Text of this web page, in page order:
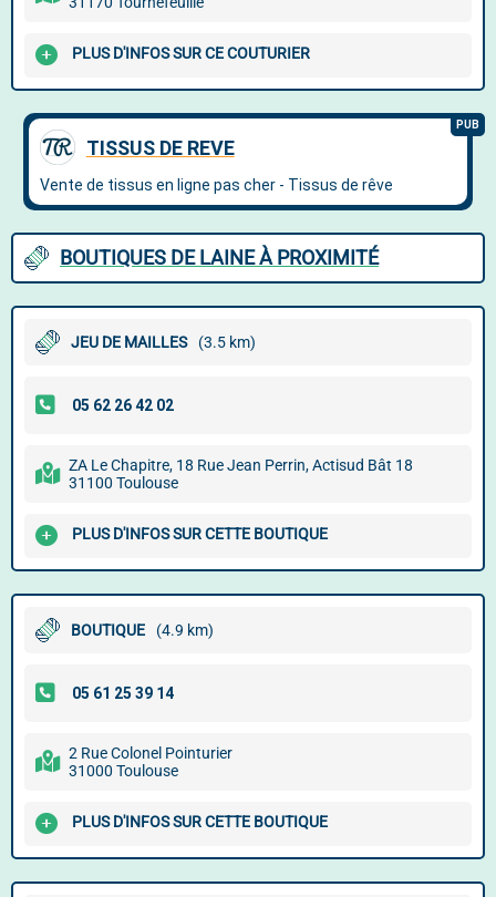
PLUS D'INFOS SUR CE COUTURIER
BOUTIQUES DE LAINE À PROXIMITÉ
JEU DE MAILLES (3.5 km)
ZA Le Chapitre, 18 Rue Jean Perrin, Actisud Bât 18
31100 Toulouse
PLUS D'INFOS SUR CETTE BOUTIQUE
BOUTIQUE (4.9 km)
2 Rue Colonel Pointurier
31000 Toulouse
PLUS D'INFOS SUR CETTE BOUTIQUE